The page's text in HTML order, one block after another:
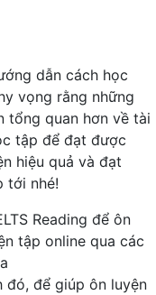
dẫn cách học
vọng rằng những
tổng quan hơn về tài
tập để đạt được
hiệu quả và đạt
tới nhé!
Reading để ôn
tập online qua các
đó, để giúp ôn luyện